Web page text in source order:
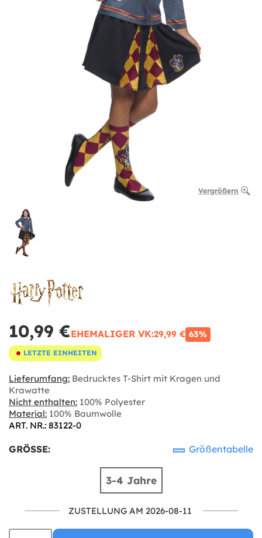
Vergrößern
10,99 €EHEMALIGER VK:29,99 € 63%
LETZTE EINHEITEN
Lieferumfang: Bedrucktes T-Shirt mit Kragen und
Krawatte
Nicht enthalten: 100% Polyester
Material: 100% Baumwolle
ART. NR.: 83122-0
GRÖSSE: Größentabelle
3-4 Jahre
ZUSTELLUNG AM 2026-08-11